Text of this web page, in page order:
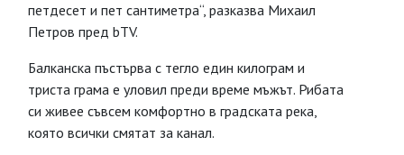
петдесет и пет сантиметра“, разказва Михаил
Петров пред bTV.
Балканска пъстърва с тегло един килограм и
триста грама е уловил преди време мъжът. Рибата
си живее съвсем комфортно в градската река,
която всички смятат за канал.